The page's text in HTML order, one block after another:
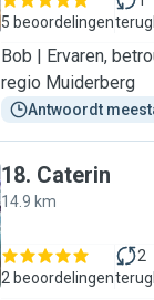
5 beoordelingen
Bob | Ervaren,
regio Muiderberg
Antwoordt
18. Caterin
14.9 km
2 beoordelingen
2